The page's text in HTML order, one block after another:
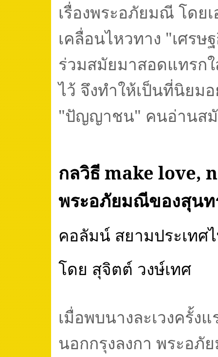
เรื่องพระอภัยมณี โดย
เคลื่อนไหวทาง "เศรษ
ร่วมสมัยมาสอดแทรก
ไว้ จึงทำให้เป็นที่นิยม
"ปัญญาชน" คนอ่านส
กลวิธี make love,
พระอภัยมณีของสุน
คอลัมน์ สยามประเทศ
โดย สุจิตต์ วงษ์เทศ
เมื่อพบนางละเวงครั้ง
นอกกรุงลงกา พระอภั